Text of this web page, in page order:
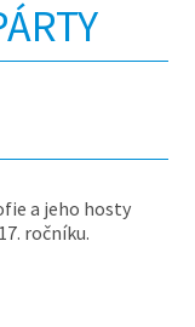
a jeho hosty
ročníku.